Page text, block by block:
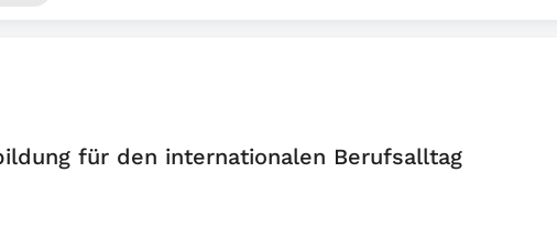
für den internationalen Berufsalltag